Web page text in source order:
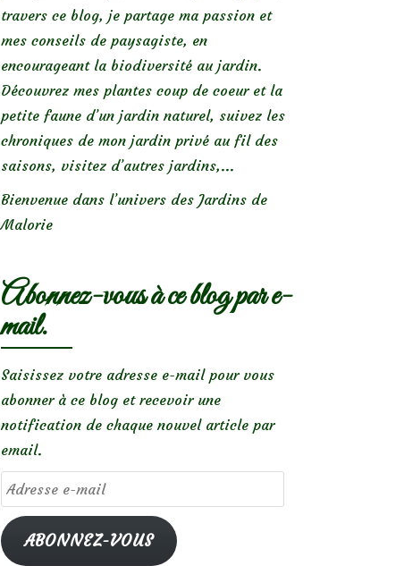
travers ce blog, je partage ma passion et
mes conseils de paysagiste, en
encourageant la biodiversité au jardin.
Découvrez mes plantes coup de coeur et la
petite faune d’un jardin naturel, suivez les
chroniques de mon jardin privé au fil des
saisons, visitez d’autres jardins,...
Bienvenue dans l’univers des Jardins de
Malorie
Abonnez-vous à ce blog par e-
mail.
Saisissez votre adresse e-mail pour vous
abonner à ce blog et recevoir une
notification de chaque nouvel article par
email.
Adresse
e-
mailABONNEZ-VOUS